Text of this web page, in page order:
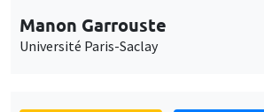
Manon Garrouste
Université Paris-Saclay